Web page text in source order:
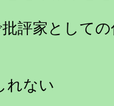
評家としての
れない